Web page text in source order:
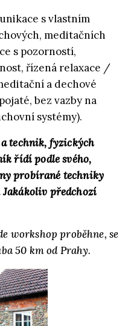
s vlastním
meditačních
s pozorností,
řízená relaxace /
a dechové
bez vazby na
systémy).
technik, fyzických
řídí podle svého,
probírané techniky
Jakákoliv předchozí
workshop proběhne, se
50 km od Prahy.